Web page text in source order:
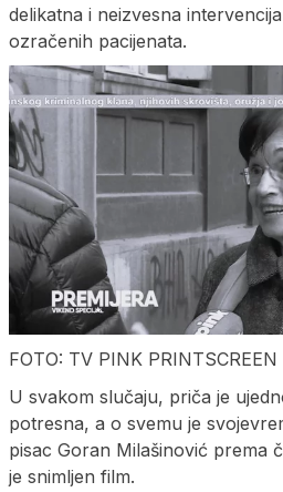
delikatna i neizvesna
ozračenih pacijenata.
FOTO: TV PINK PRINTSCREEN
U svakom slučaju, priča je
potresna, a o svemu je
pisac Goran Milašinović prema
je snimljen film.